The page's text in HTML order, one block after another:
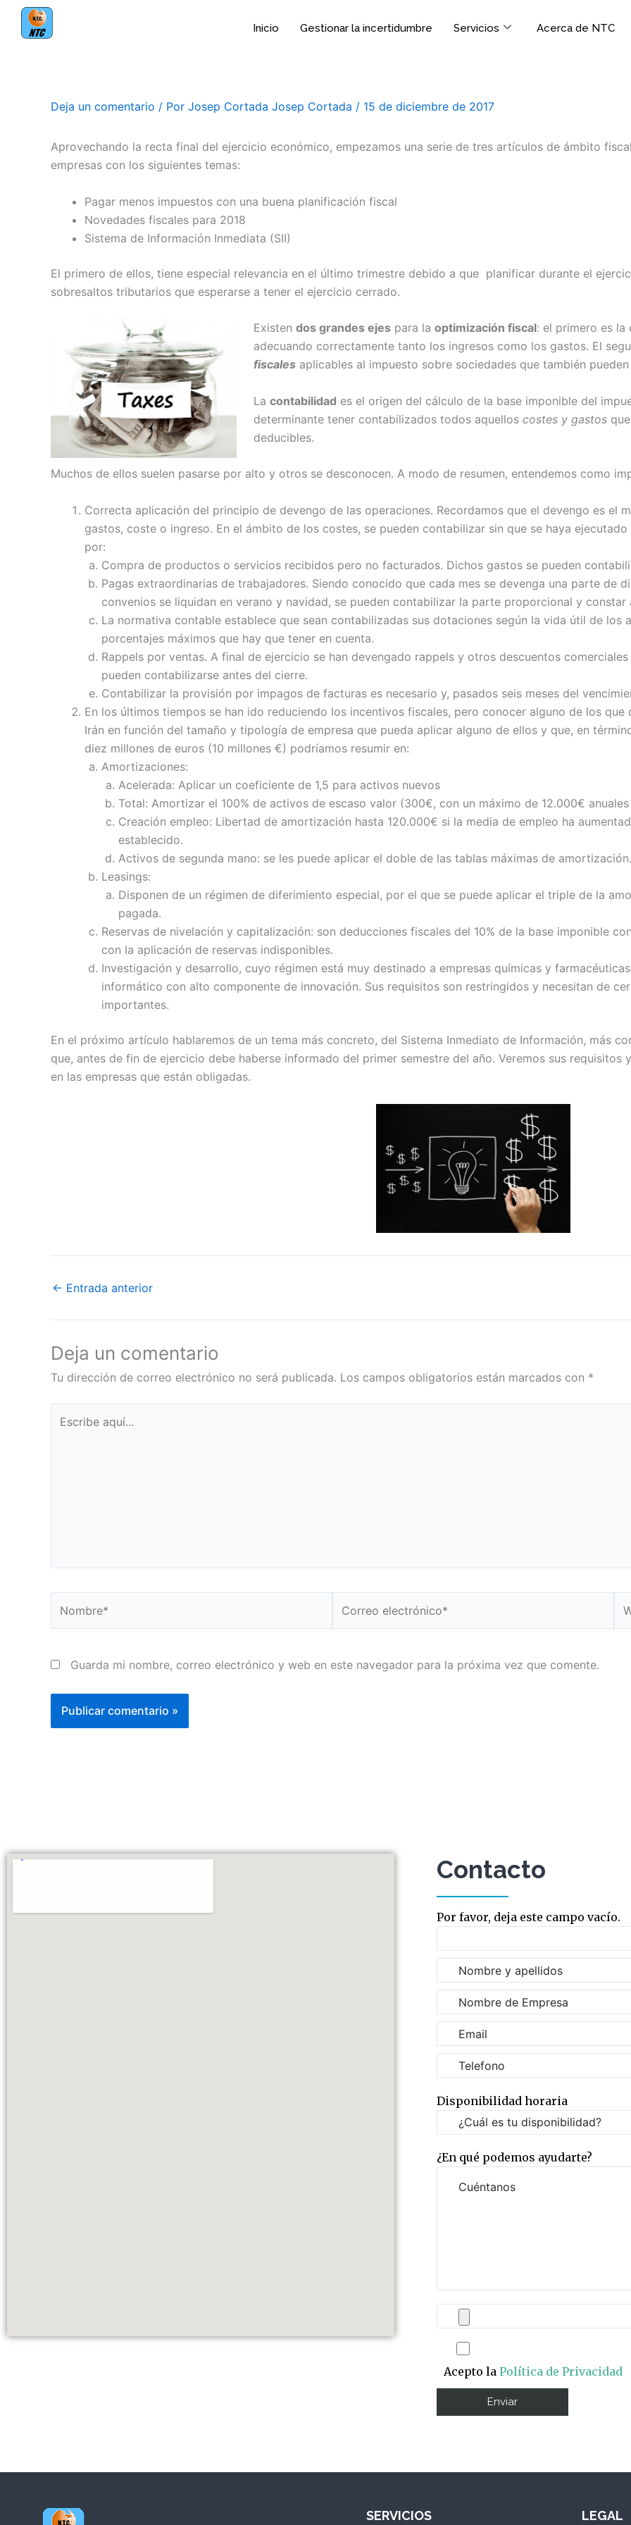
Inicio Gestionar la incertidumbre Servicios Acerca de NTC
Deja un comentario / Por Josep Cortada Josep Cortada / 15 de diciembre de 2017
Aprovechando la recta final del ejercicio económico, empezamos una serie de tres artículos de ámbito
empresas con los siguientes temas:
Pagar menos impuestos con una buena planificación fiscal
Novedades fiscales para 2018
Sistema de Información Inmediata (SII)
El primero de ellos, tiene especial relevancia en el último trimestre debido a que planificar durante el
sobresaltos tributarios que esperarse a tener el ejercicio cerrado.
Existen dos grandes ejes para la optimización fiscal: el primero es
adecuando correctamente tanto los ingresos como los gastos. El
fiscales aplicables al impuesto sobre sociedades que también
La contabilidad es el origen del cálculo de la base imponible del
determinante tener contabilizados todos aquellos costes y gastos
deducibles.
Muchos de ellos suelen pasarse por alto y otros se desconocen. A modo de resumen, entendemos como
Correcta aplicación del principio de devengo de las operaciones. Recordamos que el devengo es el
gastos, coste o ingreso. En el ámbito de los costes, se pueden contabilizar sin que se haya
por:
Compra de productos o servicios recibidos pero no facturados. Dichos gastos se pueden
Pagas extraordinarias de trabajadores. Siendo conocido que cada mes se devenga una parte de
convenios se liquidan en verano y navidad, se pueden contabilizar la parte proporcional y
La normativa contable establece que sean contabilizadas sus dotaciones según la vida útil de
porcentajes máximos que hay que tener en cuenta.
Rappels por ventas. A final de ejercicio se han devengado rappels y otros descuentos
pueden contabilizarse antes del cierre.
Contabilizar la provisión por impagos de facturas es necesario y, pasados seis meses del
En los últimos tiempos se han ido reduciendo los incentivos fiscales, pero conocer alguno de los
Irán en función del tamaño y tipología de empresa que pueda aplicar alguno de ellos y que, en
diez millones de euros (10 millones €) podríamos resumir en:
Amortizaciones:
Acelerada: Aplicar un coeficiente de 1,5 para activos nuevos
Total: Amortizar el 100% de activos de escaso valor (300€, con un máximo de 12.000€ anuales
Creación empleo: Libertad de amortización hasta 120.000€ si la media de empleo ha
establecido.
Activos de segunda mano: se les puede aplicar el doble de las tablas máximas de amortización.
Leasings:
Disponen de un régimen de diferimiento especial, por el que se puede aplicar el triple de la
pagada.
Reservas de nivelación y capitalización: son deducciones fiscales del 10% de la base imponible
con la aplicación de reservas indisponibles.
Investigación y desarrollo, cuyo régimen está muy destinado a empresas químicas y
informático con alto componente de innovación. Sus requisitos son restringidos y necesitan de
importantes.
En el próximo artículo hablaremos de un tema más concreto, del Sistema Inmediato de Información, más
que, antes de fin de ejercicio debe haberse informado del primer semestre del año. Veremos sus
en las empresas que están obligadas.
← Entrada anterior
Deja un comentario
Tu dirección de correo electrónico no será publicada. Los campos obligatorios están marcados con *
aquí...
electrónico*
Guarda mi nombre, correo electrónico y web en este navegador para la próxima vez que comente.
Contacto
Por favor, deja este campo vacío.
Disponibilidad horaria
¿En qué podemos ayudarte?
Acepto laPolítica de Privacidad
SERVICIOS LEGAL